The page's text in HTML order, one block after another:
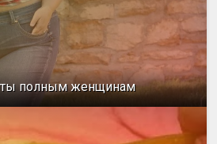
полным женщинам